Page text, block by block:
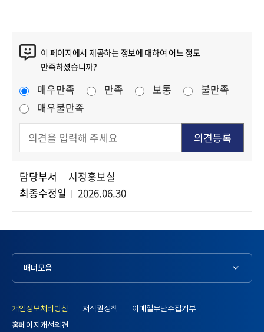
이 페이지에서 제공하는 정보에 대하여 어느 정도
만족하셨습니까?
매우만족 만족 보통
불만족
매우불만족
담당부서
시정홍보실
최종수정일
2026.06.30
배너모음
개인정보처리방침 저작권정책
이메일무단수집거부
홈페이지개선의견